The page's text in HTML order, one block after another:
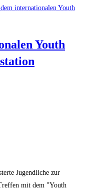
Youth
Jugendliche zur
mit dem "Youth